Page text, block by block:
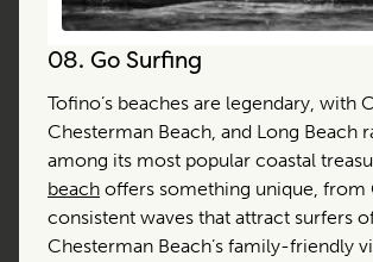
08. Go Surfing
Tofino’s beaches are legendary, with
Chesterman Beach, and Long Beach
among its most popular coastal
beach offers something unique, from
consistent waves that attract surfers
Chesterman Beach’s family-friendly